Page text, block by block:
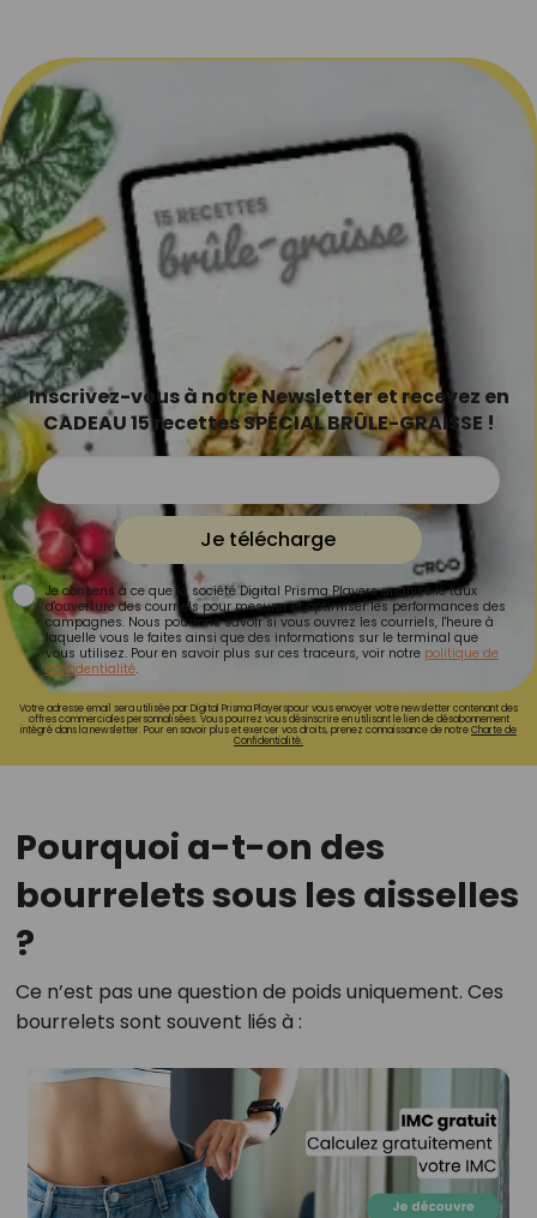
Inscrivez-vous à notre Newsletter et recevez en
CADEAU 15 recettes SPÉCIAL BRÛLE-GRAISSE !
Je télécharge
Je consens à ce que la société Digital Prisma Players analyse le taux
d'ouverture des courriels pour mesurer et optimiser les performances des
campagnes. Nous pourrons savoir si vous ouvrez les courriels, l'heure à
laquelle vous le faites ainsi que des informations sur le terminal que
vous utilisez. Pour en savoir plus sur ces traceurs, voir notre politique de
confidentialité.
Votre adresse email sera utilisée par Digital Prisma Playerspour vous envoyer votre newsletter contenant des
offres commerciales personnalisées. Vous pourrez vous désinscrire en utilisant le lien de désabonnement
intégré dans la newsletter. Pour en savoir plus et exercer vos droits, prenez connaissance de notreCharte de
Confidentialité.
Pourquoi a-t-on des
bourrelets sous les aisselles
?
Ce n’est pas une question de poids uniquement. Ces
bourrelets sont souvent liés à :